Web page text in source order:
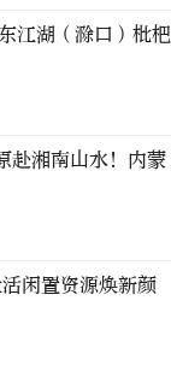
江湖（滁口）枇杷
赴湘南山水！内蒙
闲置资源焕新颜